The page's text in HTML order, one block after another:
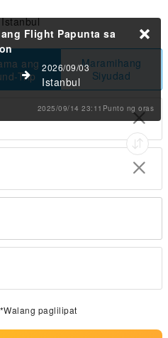
Istanbul
ang
Trip
Maramihang
Siyudad
*Walang paglilipat
Flight Papunta sa
2026/09/03
Istanbul
2025/09/14 23:11Punto ng oras